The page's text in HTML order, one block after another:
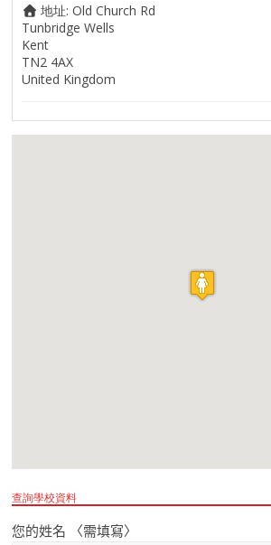
地址: Old Church Rd
Tunbridge Wells
Kent
TN2 4AX
United Kingdom
查詢學校資料
您的姓名 〈需填寫〉